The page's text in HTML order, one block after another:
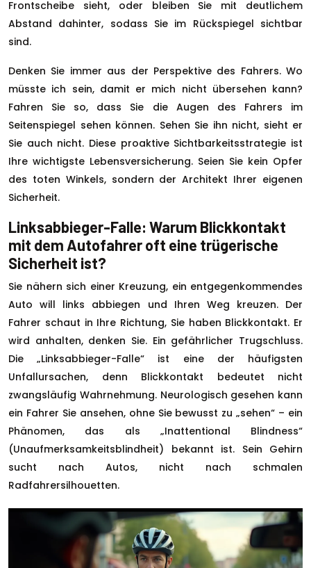
Frontscheibe sieht, oder bleiben Sie mit deutlichem
Abstand dahinter, sodass Sie im Rückspiegel sichtbar
sind.
Denken Sie immer aus der Perspektive des Fahrers. Wo
müsste ich sein, damit er mich nicht übersehen kann?
Fahren Sie so, dass Sie die Augen des Fahrers im
Seitenspiegel sehen können. Sehen Sie ihn nicht, sieht er
Sie auch nicht. Diese proaktive Sichtbarkeitsstrategie ist
Ihre wichtigste Lebensversicherung. Seien Sie kein Opfer
des toten Winkels, sondern der Architekt Ihrer eigenen
Sicherheit.
Linksabbieger-Falle: Warum Blickkontakt
mit dem Autofahrer oft eine trügerische
Sicherheit ist?
Sie nähern sich einer Kreuzung, ein entgegenkommendes
Auto will links abbiegen und Ihren Weg kreuzen. Der
Fahrer schaut in Ihre Richtung, Sie haben Blickkontakt. Er
wird anhalten, denken Sie. Ein gefährlicher Trugschluss.
Die „Linksabbieger-Falle“ ist eine der häufigsten
Unfallursachen, denn Blickkontakt bedeutet nicht
zwangsläufig Wahrnehmung. Neurologisch gesehen kann
ein Fahrer Sie ansehen, ohne Sie bewusst zu „sehen“ – ein
Phänomen, das als „Inattentional Blindness“
(Unaufmerksamkeitsblindheit) bekannt ist. Sein Gehirn
sucht nach Autos, nicht nach schmalen
Radfahrersilhouetten.